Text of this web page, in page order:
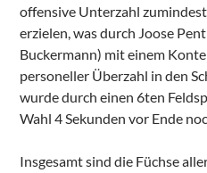
offensive Unterzahl
erzielen, was durch Joose
Buckermann) mit einem
personeller Überzahl in den
wurde durch einen 6ten
Wahl 4 Sekunden vor Ende
Insgesamt sind die Füchse